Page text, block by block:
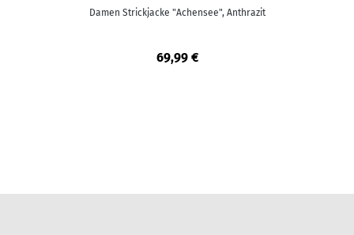
Damen Strickjacke "Achensee", Anthrazit
69,99 €